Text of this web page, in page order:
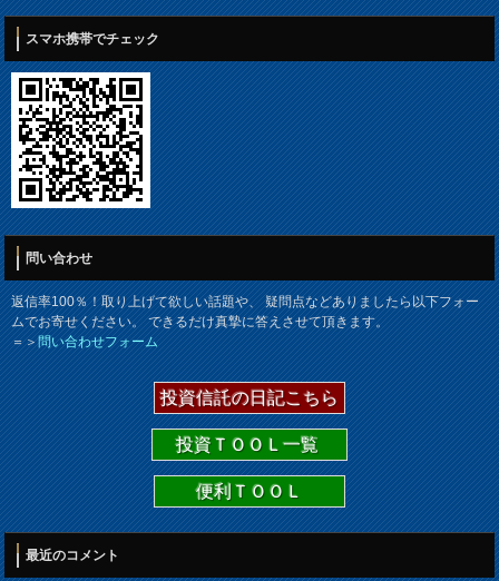
スマホ携帯でチェック
問い合わせ
返信率100％！取り上げて欲しい話題や、 疑問点などありましたら以下フォー
ムでお寄せください。 できるだけ真摯に答えさせて頂きます。
＝＞問い合わせフォーム
投資信託の日記こちら
投資ＴＯＯＬ一覧
便利ＴＯＯＬ
最近のコメント